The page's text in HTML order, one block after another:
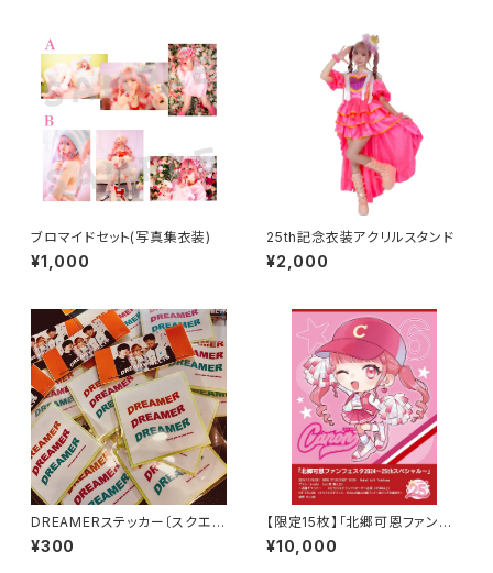
ブロマイドセット(写真集衣装)
¥1,000
25th記念衣装アクリルスタンド
¥2,000
DREAMERステッカー〔スクエ
ア〕
¥300
【限定15枚】「北郷可恩ファンフ
ェスタ2024〜25thスペシャ
ル〜」VIPチケット
¥10,000